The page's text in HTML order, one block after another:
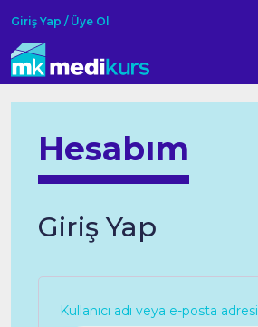
Giriş Yap / Üye Ol
Hesabım
Giriş Yap
Kullanıcı adı veya e-posta adresi